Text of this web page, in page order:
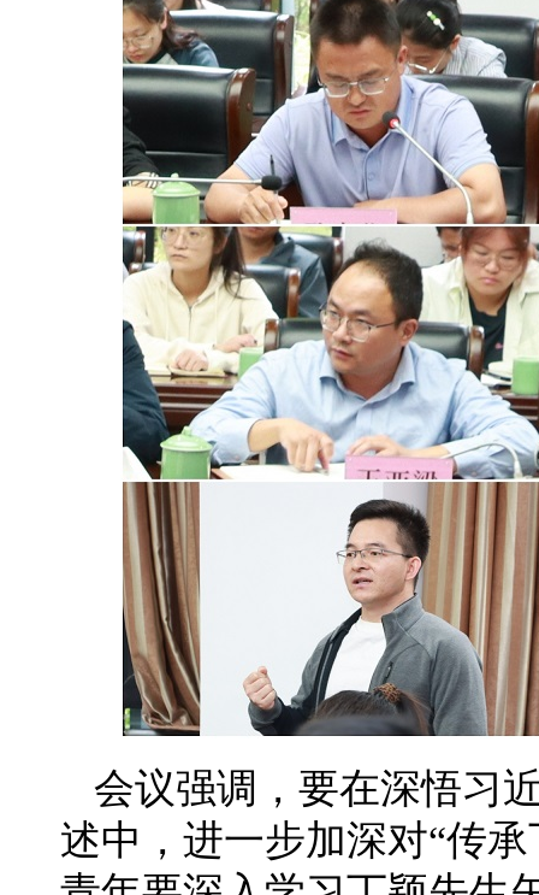
会议强调，要在深悟习
述中，进一步加深对“传